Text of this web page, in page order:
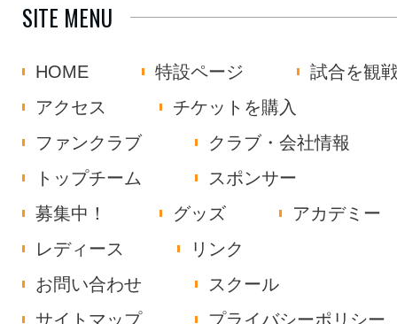
SITE MENU
HOME 特設ページ
試合を観
アクセス
チケットを購入
ファンクラブ
クラブ・会社情報
トップチーム
スポンサー
募集中！
グッズ
アカデミー
レディース
リンク
お問い合わせ
スクール
サイトマップ
プライバシーポリシー